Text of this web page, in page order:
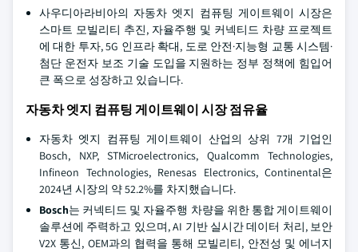
사우디아라비아의 자동차 엣지 컴퓨팅 게이트웨이 시장은
스마트 모빌리티 추진, 자율주행 및 커넥티드 차량 프로젝트
에 대한 투자, 5G 인프라 확대, 도로 안전·지능형 교통 시스템·
첨단 운전자 보조 기술 도입을 지원하는 정부 정책에 힘입어
큰 폭으로 성장하고 있습니다.
자동차 엣지 컴퓨팅 게이트웨이 시장 점유율
자동차 엣지 컴퓨팅 게이트웨이 산업의 상위 7개 기업인
Bosch, NXP, STMicroelectronics, Qualcomm Technologies,
Infineon Technologies, Renesas Electronics, Continental은
2024년 시장의 약 52.2%를 차지했습니다.
Bosch는 커넥티드 및 자율주행 차량을 위한 통합 게이트웨이
솔루션에 주력하고 있으며, AI 기반 실시간 데이터 처리, 보안
V2X 통신, OEM과의 협력을 통해 모빌리티, 안전성 및 에너지